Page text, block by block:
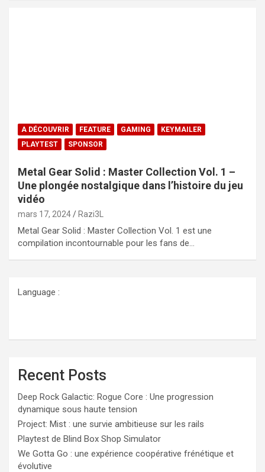
A DÉCOUVRIR FEATURE GAMING
KEYMAILER
PLAYTEST
SPONSOR
Metal Gear Solid : Master Collection Vol. 1 –
Une plongée nostalgique dans l’histoire du jeu
vidéo
mars 17, 2024 Razi3L
Metal Gear Solid : Master Collection Vol. 1 est une
compilation incontournable pour les fans de…
Language :
Recent Posts
Deep Rock Galactic: Rogue Core : Une progression
dynamique sous haute tension
Project: Mist : une survie ambitieuse sur les rails
Playtest de Blind Box Shop Simulator
We Gotta Go : une expérience coopérative frénétique et
évolutive